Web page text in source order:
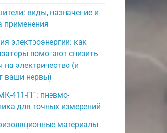
виды, назначение и
применения
электроэнергии: как
помогают снизить
на электричество (и
ваши нервы)
411-ПГ: пневмо-
для точных измерений
материалы